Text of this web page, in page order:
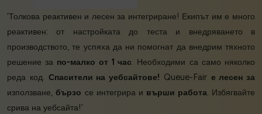
‘Толкова реактивен и лесен за интегриране! Екипът им е много
реактивен: от настройката до теста и внедряването в
производството, те успяха да ни помогнат да внедрим тяхното
решение за по-малко от 1 час. Необходими са само няколко
реда код. Спасители на уебсайтове! Queue-Fair е лесен за
използване, бързо се интегрира и върши работа. Избягвайте
срива на уебсайта!’